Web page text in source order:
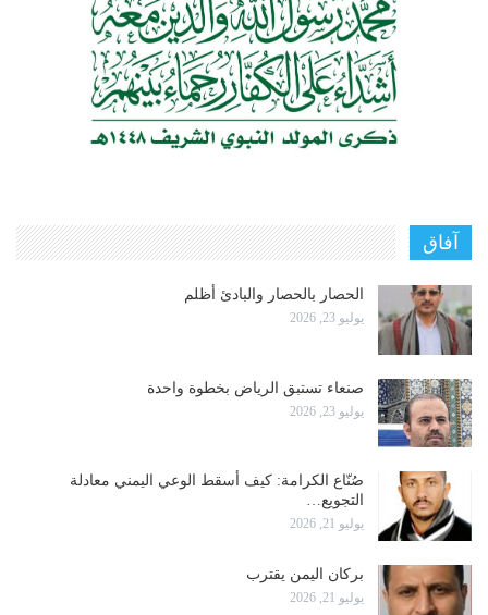
آفاق
الحصار بالحصار والبادئ أظلم
يوليو 23, 2026
صنعاء تستبق الرياض بخطوة واحدة
يوليو 23, 2026
صُنّاع الكرامة: كيف أسقط الوعي اليمني معادلة
التجويع…
يوليو 21, 2026
بركان اليمن يقترب
يوليو 21, 2026